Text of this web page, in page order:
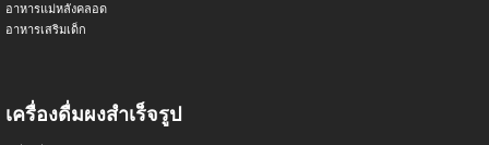
อาหารแม่หลังคลอด
อาหารเสริมเด็ก
เครื่องดื่มผงสำเร็จรูป